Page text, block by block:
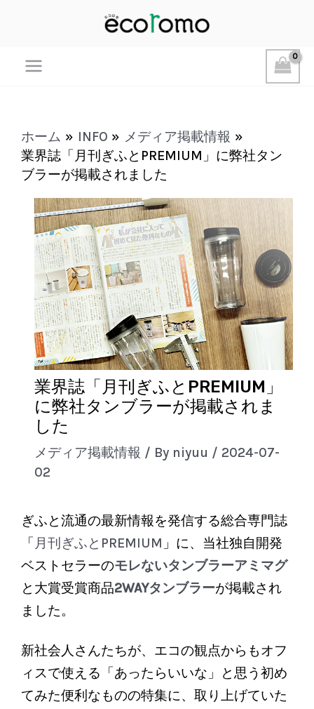
ホーム INFO
メディア掲載情報
業界誌「月刊ぎふとPREMIUM」に弊社タン
ブラーが掲載されました
業界誌「月刊ぎふとPREMIUM」
に弊社タンブラーが掲載されま
した
メディア掲載情報 / By niyuu / 2024-07-
02
ぎふと流通の最新情報を発信する総合専門誌
「 月刊ぎふとPREMIUM 」に、当社独自開発
ベストセラーのモレないタンブラーアミマグ
と大賞受賞商品2WAYタンブラーが掲載され
ました。
新社会人さんたちが、エコの観点からもオフ
ィスで使える「あったらいいな」と思う初め
てみた便利なものの特集に、取り上げていた